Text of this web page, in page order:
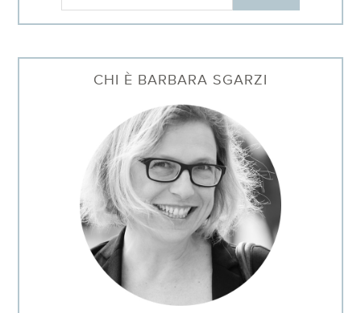
CHI È BARBARA SGARZI